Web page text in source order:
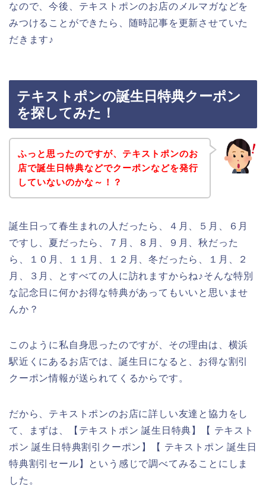
なので、今後、テキストポンのお店のメルマガなどを
みつけることができたら、随時記事を更新させていた
だきます♪
テキストポンの誕生日特典クーポン
を探してみた！
ふっと思ったのですが、テキストポンのお
店で誕生日特典などでクーポンなどを発行
していないのかな～！？
誕生日って春生まれの人だったら、４月、５月、６月
ですし、夏だったら、７月、８月、９月、秋だった
ら、１０月、１１月、１２月、冬だったら、１月、２
月、３月、とすべての人に訪れますからね♪そんな特別
な記念日に何かお得な特典があってもいいと思いませ
んか？
このように私自身思ったのですが、その理由は、横浜
駅近くにあるお店では、誕生日になると、お得な割引
クーポン情報が送られてくるからです。
だから、テキストポンのお店に詳しい友達と協力をし
て、まずは、【テキストポン 誕生日特典】【 テキスト
ポン 誕生日特典割引クーポン】【 テキストポン 誕生日
特典割引セール】という感じで調べてみることにしま
した。